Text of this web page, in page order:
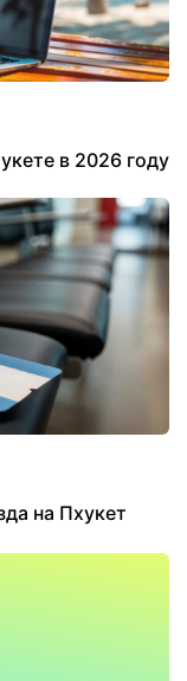
в 2026 году
на Пхукет